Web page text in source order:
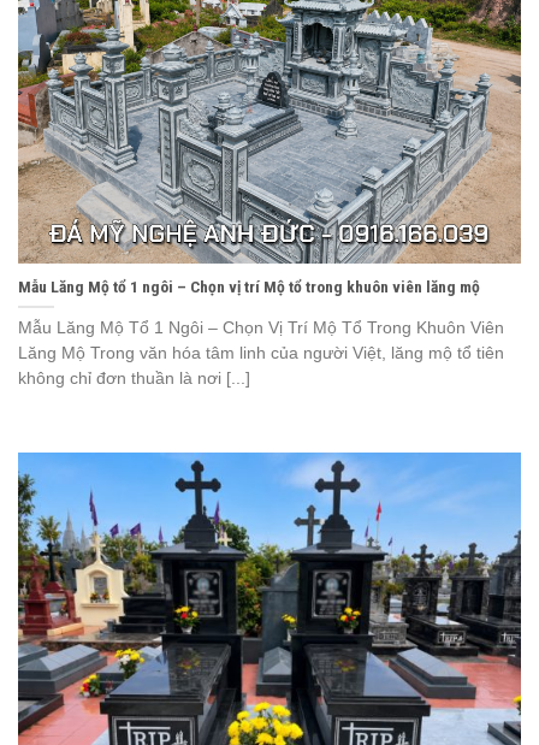
Mẫu Lăng Mộ tổ 1 ngôi – Chọn vị trí Mộ tổ trong khuôn viên lăng mộ
Mẫu Lăng Mộ Tổ 1 Ngôi – Chọn Vị Trí Mộ Tổ Trong Khuôn Viên
Lăng Mộ Trong văn hóa tâm linh của người Việt, lăng mộ tổ tiên
không chỉ đơn thuần là nơi [...]